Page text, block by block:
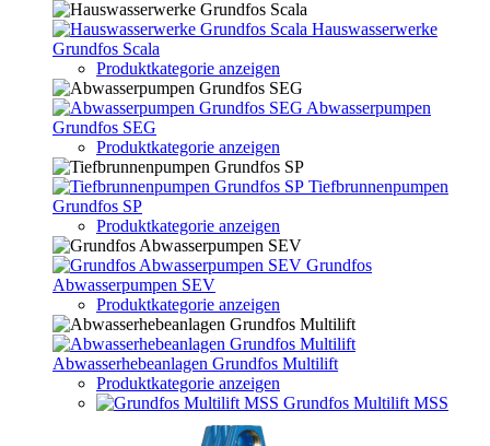
Hauswasserwerke
Grundfos Scala
Produktkategorie anzeigen
Abwasserpumpen
Grundfos SEG
Produktkategorie anzeigen
Tiefbrunnenpumpen
Grundfos SP
Produktkategorie anzeigen
Grundfos
Abwasserpumpen SEV
Produktkategorie anzeigen
Abwasserhebeanlagen Grundfos Multilift
Produktkategorie anzeigen
Grundfos Multilift MSS